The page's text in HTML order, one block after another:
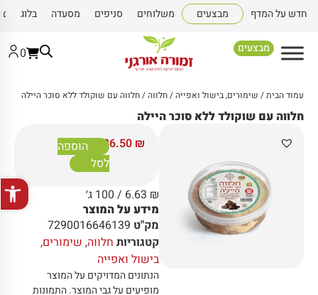
פתח
חדש על המדף מבצעים משלוחים סניפים מסעדה בלוג
מבצעים 0
עמוד הבית/ שימורים, בישול ואפייה/חלווה/ חלווה עם שוקולד ללא סוכר היילה
חלווה עם שוקולד ללא סוכר היילה
26.50 ₪
הוספה
לסל
6.63 ₪
/ 100 ג׳
מידע על המוצר
מק"ט 7290016646139
קטגוריות חלווה, שימורים,
בישול ואפייה
הנתונים המדויקים על המוצר
מופיעים על גבי המוצר.התמונות